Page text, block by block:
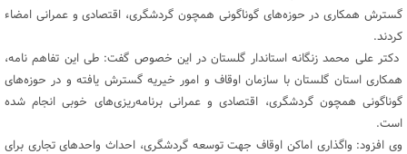
گسترش همکاری در حوزه‌های گوناگونی همچون گردشگری، اقتصادی و عمرانی امضاء
کردند.
دکتر علی محمد زنگانه استاندار گلستان در این خصوص گفت: طی این تفاهم نامه،
همکاری استان گلستان با سازمان اوقاف و امور خیریه گسترش یافته و در حوزه‌های
گوناگونی همچون گردشگری، اقتصادی و عمرانی برنامه‌ریزی‌های خوبی انجام شده
است.
وی افزود: واگذاری اماکن اوقاف جهت توسعه گردشگری، احداث واحدهای تجاری برای